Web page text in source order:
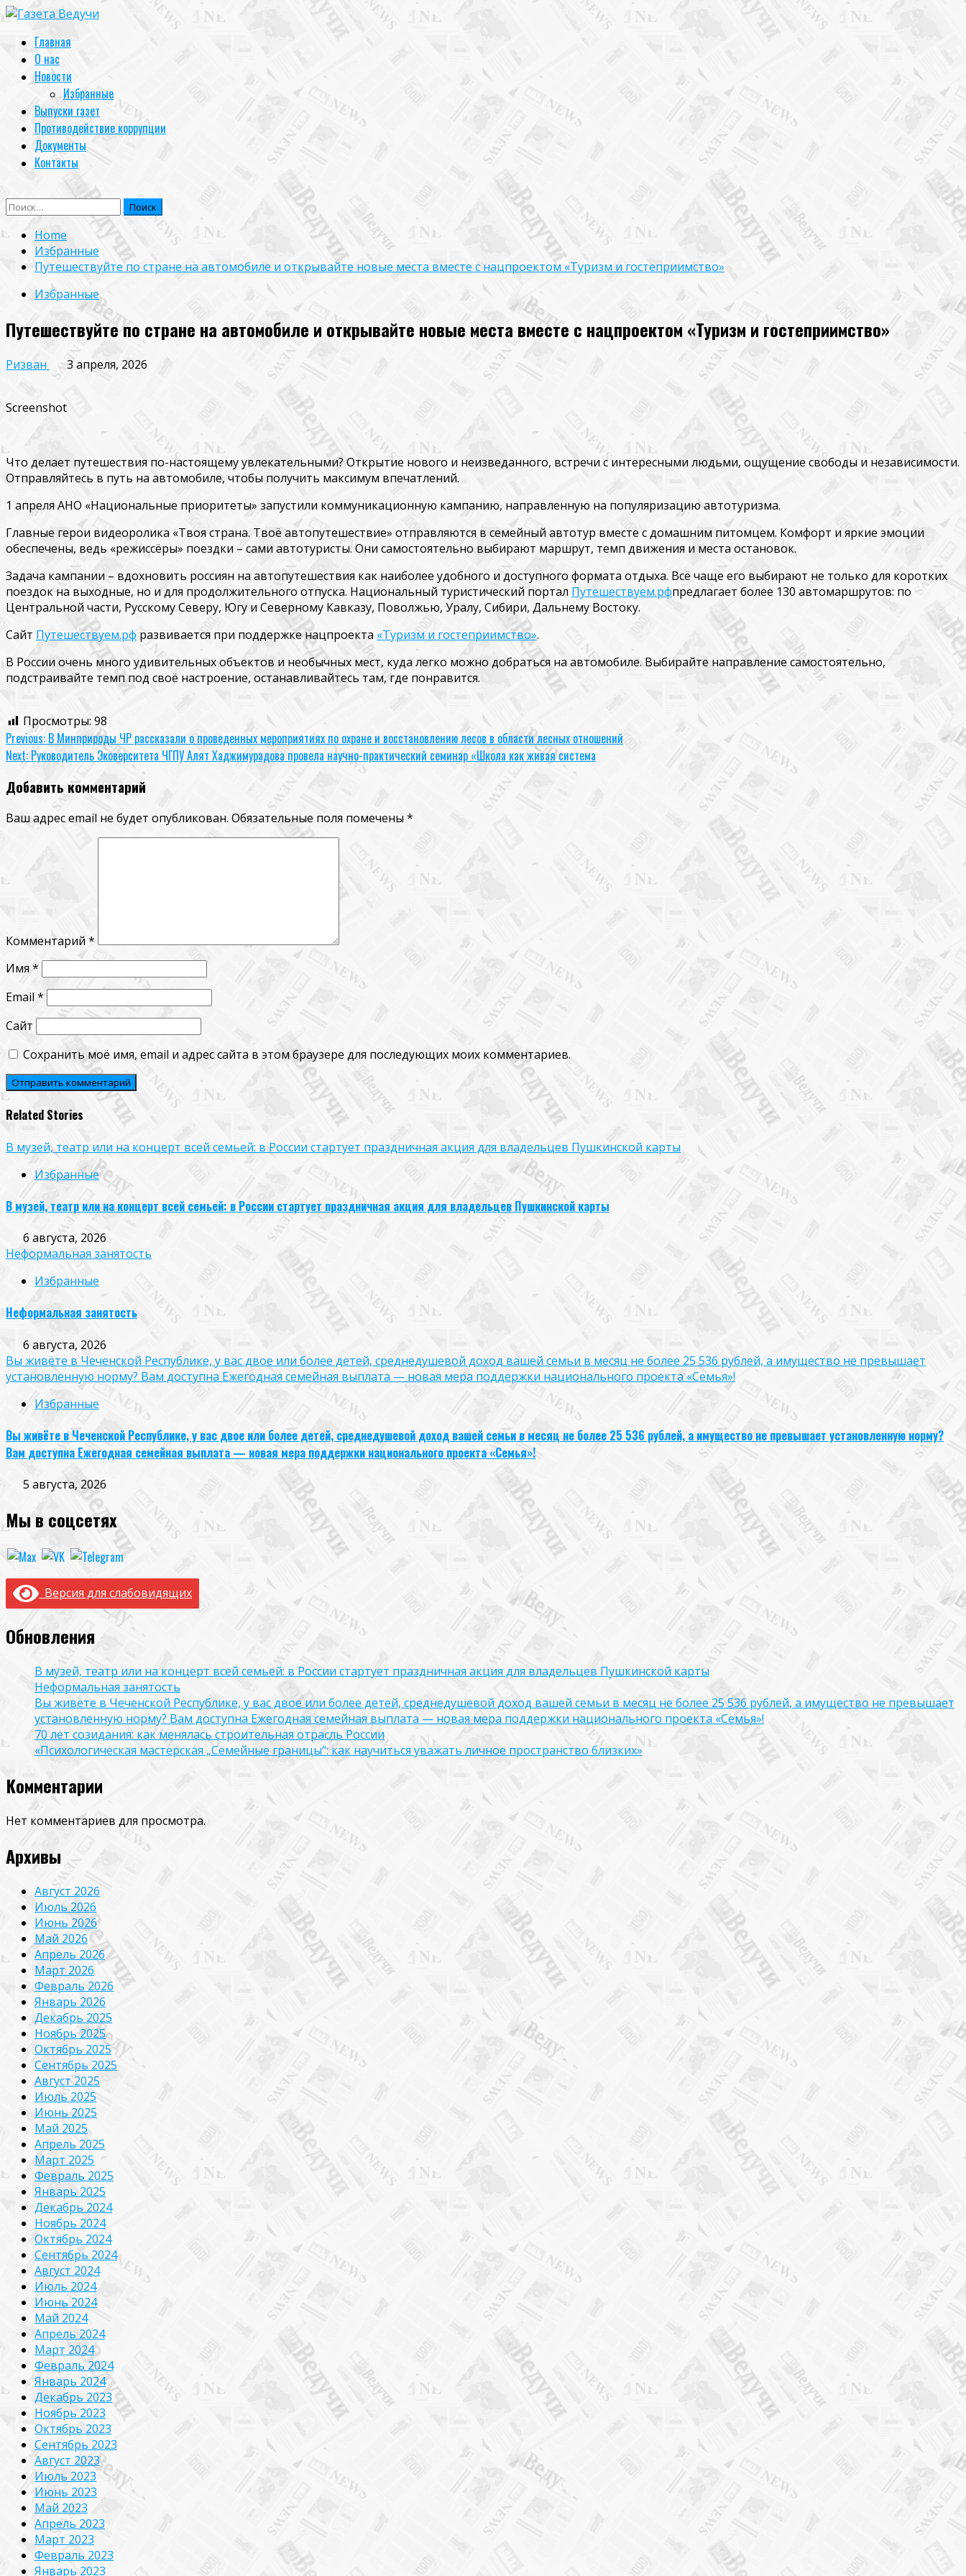
Skip
content
Primary
Menu
Главная
О нас
Новости
Избранные
Выпуски газет
Противодействие коррупции
Документы
Контакты
Найти:
Home
Избранные
Путешествуйте по стране на автомобиле и открывайте новые места вместе с нацпроектом «Туризм и гостеприимство»
Избранные
Путешествуйте по стране на автомобиле и открывайте новые места вместе с нацпроектом «Туризм и гостеприимство»
Ризван 3 апреля, 2026
Screenshot
Что делает путешествия по-настоящему увлекательными? Открытие нового и неизведанного, встречи с интересными людьми, ощущение свободы и независимости.
Отправляйтесь в путь на автомобиле, чтобы получить максимум впечатлений.
1 апреляАНО «Национальные приоритеты» запустили коммуникационную кампанию, направленную на популяризацию автотуризма.
Главные герои видеоролика «Твоя страна. Твоё автопутешествие» отправляются в семейный автотур вместе с домашним питомцем. Комфорт и яркие эмоции
обеспечены, ведь «режиссёры» поездки – сами автотуристы. Они самостоятельно выбирают маршрут, темп движения и места остановок.
Задача кампании – вдохновить россиян наавтопутешествия как наиболее удобного и доступного формата отдыха. Всё чаще его выбирают не только для коротких
поездок на выходные, но и для продолжительного отпуска. Национальный туристический портал Путешествуем.рфпредлагает более 130 автомаршрутов: по
Центральной части, Русскому Северу, Югу и Северному Кавказу, Поволжью, Уралу, Сибири, Дальнему Востоку.
Сайт Путешествуем.рф развивается при поддержке нацпроекта «Туризм и гостеприимство».
В России очень много удивительных объектов и необычных мест, куда легко можно добраться на автомобиле. Выбирайте направление самостоятельно,
подстраивайте темп под своё настроение, останавливайтесь там, где понравится.
Просмотры: 98
Continue
Reading
Previous: В Минприроды ЧР рассказали о проведенных мероприятиях по охране и восстановлению лесов в области лесных отношений
Next: Руководитель Эковерситета ЧГПУ Алят Хаджимурадова провела научно-практический семинар «Школа как живая система
Добавить комментарий
Ваш адрес email не будет опубликован. Обязательные поля помечены*
Комментарий *
Имя*
Email*
Сайт
Сохранить моё имя, email и адрес сайта в этом браузере для последующих моих комментариев.
Related Stories
В музей, театр или на концерт всей семьей: в России стартует праздничная акция для владельцев Пушкинской карты
Избранные
В музей, театр или на концерт всей семьей: в России стартует праздничная акция для владельцев Пушкинской карты
6 августа, 2026
Неформальная занятость
Избранные
Неформальная занятость
6 августа, 2026
Вы живёте в Чеченской Республике, у вас двое или более детей, среднедушевой доход вашей семьи в месяц не более 25 536 рублей, а имущество не превышает
установленную норму? Вам доступна Ежегодная семейная выплата — новая мера поддержки национального проекта «Семья»!
Избранные
Вы живёте в Чеченской Республике, у вас двое или более детей, среднедушевой доход вашей семьи в месяц не более 25 536 рублей, а имущество не превышает установленную норму?
Вам доступна Ежегодная семейная выплата — новая мера поддержки национального проекта «Семья»!
5 августа, 2026
Мы в соцсетях
Версия для слабовидящих
Обновления
В музей, театр или на концерт всей семьей: в России стартует праздничная акция для владельцев Пушкинской карты
Неформальная занятость
Вы живёте в Чеченской Республике, у вас двое или более детей, среднедушевой доход вашей семьи в месяц не более 25 536 рублей, а имущество не превышает
установленную норму? Вам доступна Ежегодная семейная выплата — новая мера поддержки национального проекта «Семья»!
70 лет созидания: как менялась строительная отрасль России
«Психологическая мастерская „Семейные границы“: как научиться уважать личное пространство близких»
Комментарии
Нет комментариев для просмотра.
Архивы
Август 2026
Июль 2026
Июнь 2026
Май 2026
Апрель 2026
Март 2026
Февраль 2026
Январь 2026
Декабрь 2025
Ноябрь 2025
Октябрь 2025
Сентябрь 2025
Август 2025
Июль 2025
Июнь 2025
Май 2025
Апрель 2025
Март 2025
Февраль 2025
Январь 2025
Декабрь 2024
Ноябрь 2024
Октябрь 2024
Сентябрь 2024
Август 2024
Июль 2024
Июнь 2024
Май 2024
Апрель 2024
Март 2024
Февраль 2024
Январь 2024
Декабрь 2023
Ноябрь 2023
Октябрь 2023
Сентябрь 2023
Август 2023
Июль 2023
Июнь 2023
Май 2023
Апрель 2023
Март 2023
Февраль 2023
Январь 2023